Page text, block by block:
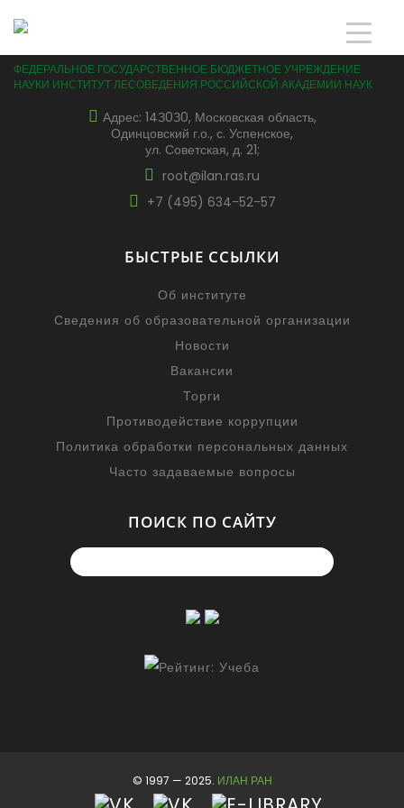
ФЕДЕРАЛЬНОЕ ГОСУДАРСТВЕННОЕ БЮДЖЕТНОЕ УЧРЕЖДЕНИЕ
НАУКИ ИНСТИТУТ ЛЕСОВЕДЕНИЯ РОССИЙСКОЙ АКАДЕМИИ НАУК
Адрес: 14З0З0, Московская область,
Одинцовский г.о., с. Успенское,
ул. Советская, д. 21;
root@ilan.ras.ru
+7 (495) 634-52-57
БЫСТРЫЕ ССЫЛКИ
Об институте
Сведения об образовательной организации
Новости
Вакансии
Торги
Противодействие коррупции
Политика обработки персональных данных
Часто задаваемые вопросы
ПОИСК ПО САЙТУ
© 1997 — 2025. ИЛАН РАН